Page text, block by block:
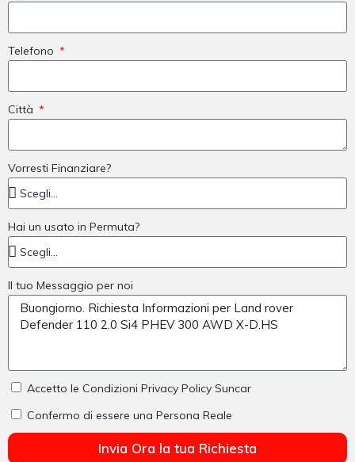
Telefono
Città
Vorresti Finanziare?
Hai un usato in Permuta?
Il tuo Messaggio per noi
Accetto le Condizioni Privacy Policy Suncar
Confermo di essere una Persona Reale
Invia Ora la tua Richiesta